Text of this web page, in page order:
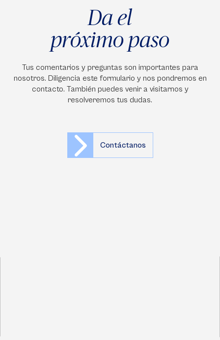
Da el
próximo paso
Tus comentarios y preguntas son importantes para
nosotros. Diligencia este formulario y nos pondremos en
contacto. También puedes venir a visitarnos y
resolveremos tus dudas.
Contáctanos